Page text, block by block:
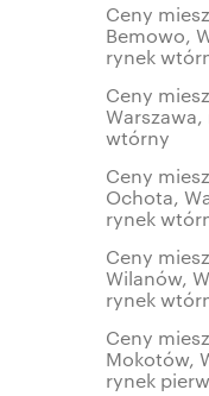
Ceny
Bemowo,
rynek
Ceny
wtórny
Ceny
Ochota,
rynek
Ceny
Wilanów,
rynek
Ceny
Mokotów,
rynek